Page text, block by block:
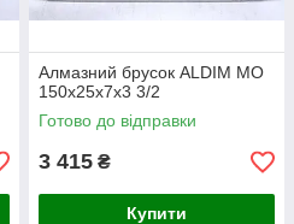
Алмазний брусок ALDIM МО
150х25х7х3 3/2
Готово до відправки
3 415 ₴
Купити